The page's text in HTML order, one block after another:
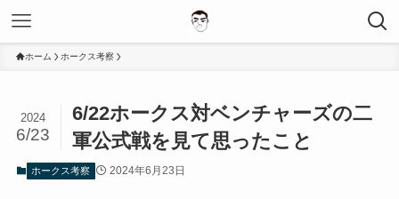
ホーム ホークス考察
6/22ホークス対ベンチャーズの二
軍公式戦を見て思ったこと
2024
6/23
ホークス考察 2024年6月23日